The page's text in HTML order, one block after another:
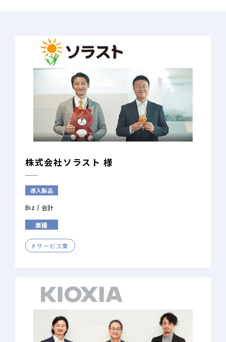
株式会社ソラスト 様
導入製品
Biz∫会計
業種
サービス業